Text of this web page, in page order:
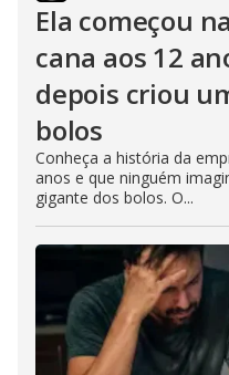
Ela começou
cana aos 12
depois criou
bolos
Conheça a história da
anos e que ninguém
gigante dos bolos. O...